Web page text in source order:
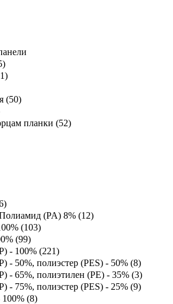
)
)
(50)
планки (52)
)
(PA) 8% (12)
(103)
(99)
- 100% (221)
- 50%, полиэстер (PES) - 50% (8)
- 65%, полиэтилен (PE) - 35% (3)
- 75%, полиэстер (PES) - 25% (9)
100% (8)